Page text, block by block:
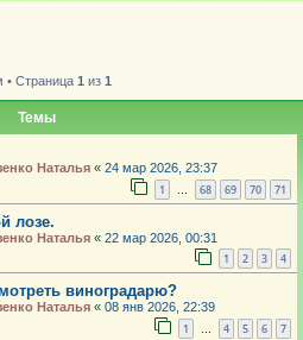
• Страница 1 из 1
Темы
Наталья « 24 мар 2026, 23:37
1 … 68 69 70 71
лозе.
Наталья « 22 мар 2026, 00:31
1 2 3 4
виноградарю?
Наталья « 08 янв 2026, 22:39
1 … 4 5 6 7